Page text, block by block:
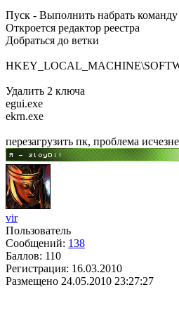
Пуск - Выполнить набрать команду
Откроется редактор реестра
Добраться до ветки
Удалить 2 ключа
egui.exe
ekrn.exe
перезагрузить пк, проблема
vir
Пользователь
Сообщений: 138
Баллов: 110
Регистрация: 16.03.2010
Размещено 24.05.2010 23:27:27